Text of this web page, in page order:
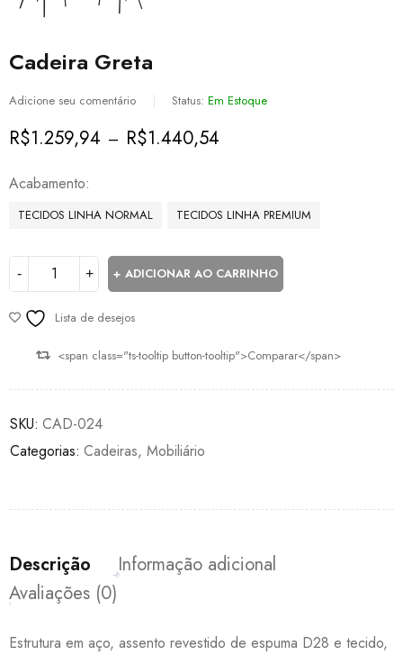
Cadeira Greta
Adicione seu comentário Status: Em Estoque
R$1.259,94 – R$1.440,54
Acabamento
TECIDOS LINHA NORMAL TECIDOS LINHA PREMIUM
ADICIONAR AO CARRINHO
Lista de desejos
<span class="ts-tooltip button-tooltip">Comparar</span>
SKU: CAD-024
Categorias: Cadeiras, Mobiliário
Descrição
Informação adicional
Avaliações (0)
Estrutura em aço, assento revestido de espuma D28 e tecido,